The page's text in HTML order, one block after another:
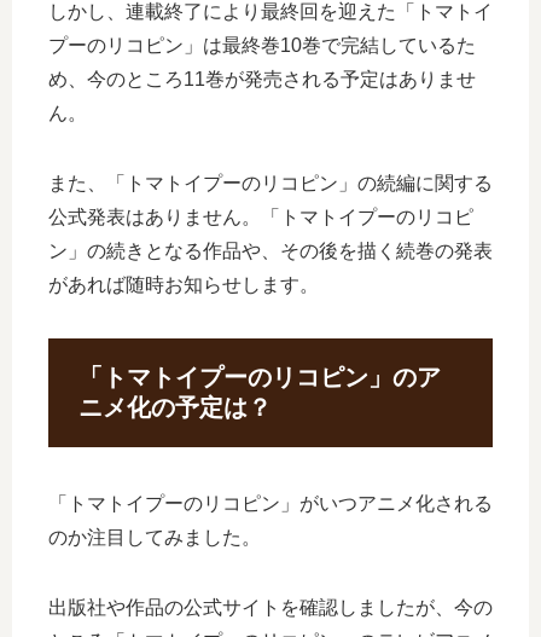
しかし、連載終了により最終回を迎えた「トマトイ
プーのリコピン」は最終巻10巻で完結しているた
め、今のところ11巻が発売される予定はありませ
ん。
また、「トマトイプーのリコピン」の続編に関する
公式発表はありません。「トマトイプーのリコピ
ン」の続きとなる作品や、その後を描く続巻の発表
があれば随時お知らせします。
「トマトイプーのリコピン」のア
ニメ化の予定は？
「トマトイプーのリコピン」がいつアニメ化される
のか注目してみました。
出版社や作品の公式サイトを確認しましたが、今の